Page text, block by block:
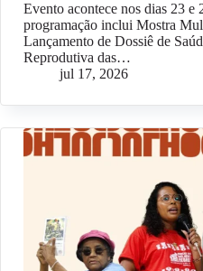
Evento acontece nos dias 23 e
programação inclui Mostra
Lançamento de Dossiê de
Reprodutiva das…
jul 17, 2026